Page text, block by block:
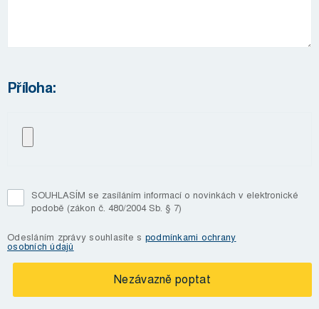
Příloha:
SOUHLASÍM se zasíláním informací o novinkách v elektronické
podobě (zákon č. 480/2004 Sb. § 7)
Odesláním zprávy souhlasíte s podmínkami ochrany
osobních údajů